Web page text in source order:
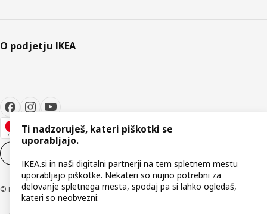
O podjetju IKEA
© Inter IKEA Systems B.V. 1999–2026
Ti nadzoruješ, kateri piškotki se
uporabljajo.
IKEA.si in naši digitalni partnerji na tem spletnem mestu
uporabljajo piškotke. Nekateri so nujno potrebni za
delovanje spletnega mesta, spodaj pa si lahko ogledaš,
kateri so neobvezni: